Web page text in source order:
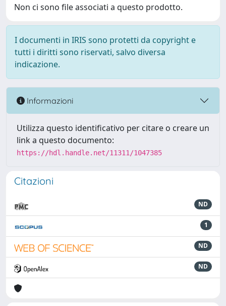
Non ci sono file associati a questo prodotto.
I documenti in IRIS sono protetti da copyright e
tutti i diritti sono riservati, salvo diversa
indicazione.
Informazioni
Utilizza questo identificativo per citare o creare un
link a questo documento:
https://hdl.handle.net/11311/1047385
Citazioni
ND
1
ND
ND